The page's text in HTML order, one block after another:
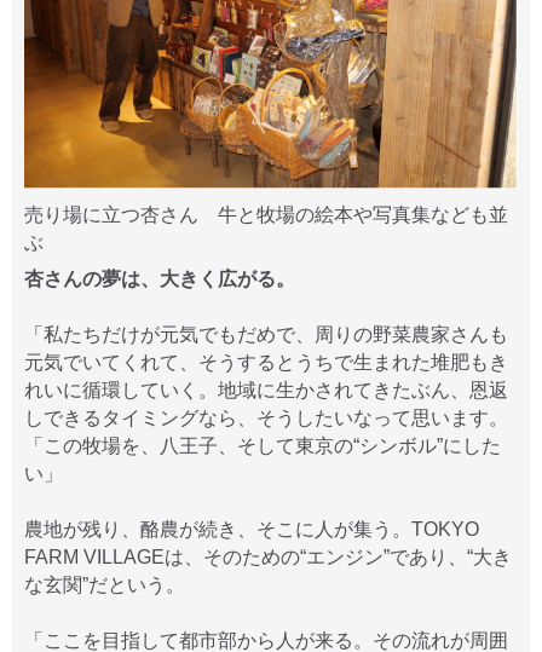
売り場に立つ杏さん 牛と牧場の絵本や写真集なども並
ぶ
杏さんの夢は、大きく広がる。
「私たちだけが元気でもだめで、周りの野菜農家さんも
元気でいてくれて、そうするとうちで生まれた堆肥もき
れいに循環していく。地域に生かされてきたぶん、恩返
しできるタイミングなら、そうしたいなって思います。
「この牧場を、八王子、そして東京の“シンボル”にした
い」
農地が残り、酪農が続き、そこに人が集う。TOKYO
FARM VILLAGEは、そのための“エンジン”であり、“大き
な玄関”だという。
「ここを目指して都市部から人が来る。その流れが周囲